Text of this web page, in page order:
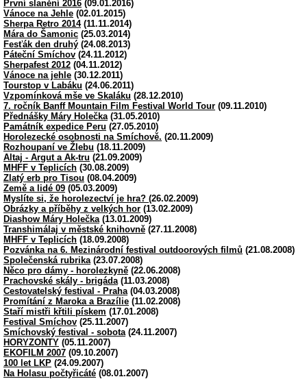
První slanění 2016 (09.01.2016)
Vánoce na Jehle (02.01.2015)
Sherpa Retro 2014(11.11.2014)
Mára do Šamonic (25.03.2014)
Fesťák den druhý (24.08.2013)
Páteční Smíchov (24.11.2012)
Sherpafest 2012 (04.11.2012)
Vánoce na jehle (30.12.2011)
Tourstop v Labáku (24.06.2011)
Vzpomínková mše ve Skaláku (28.12.2010)
7. ročník Banff Mountain Film Festival World Tour (09.11.2010)
Přednášky Máry Holečka (31.05.2010)
Památník expedice Peru (27.05.2010)
Horolezecké osobnosti na Smíchově. (20.11.2009)
Rozhoupaní ve Žlebu (18.11.2009)
Altaj - Argut a Ak-tru (21.09.2009)
MHFF v Teplicích (30.08.2009)
Zlatý erb pro Tisou (08.04.2009)
Země a lidé 09 (05.03.2009)
Myslíte si, že horolezectví je hra? (26.02.2009)
Obrázky a příběhy z velkých hor (13.02.2009)
Diashow Máry Holečka (13.01.2009)
Transhimálaj v městské knihovně (27.11.2008)
MHFF v Teplicích (18.09.2008)
Pozvánka na 6. Mezinárodní festival outdoorových filmů (21.08.2008)
Společenská rubrika (23.07.2008)
Něco pro dámy - horolezkyně (22.06.2008)
Prachovské skály - brigáda (11.03.2008)
Cestovatelský festival - Praha (04.03.2008)
Promítání z Maroka a Brazílie (11.02.2008)
Staří mistři křtili pískem (17.01.2008)
Festival Smíchov (25.11.2007)
Smíchovský festival - sobota (24.11.2007)
HORYZONTY (05.11.2007)
EKOFILM 2007 (09.10.2007)
100 let LKP (24.09.2007)
Na Holasu počtyřicáté (08.01.2007)